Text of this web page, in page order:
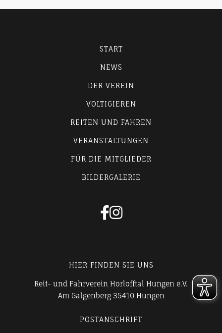
START
NEWS
DER VEREIN
VOLTIGIEREN
REITEN UND FAHREN
VERANSTALTUNGEN
FÜR DIE MITGLIEDER
BILDERGALERIE

HIER FINDEN SIE UNS
Reit- und Fahrverein Horlofftal Hungen e.V.
Am Galgenberg 35410 Hungen
POSTANSCHRIFT